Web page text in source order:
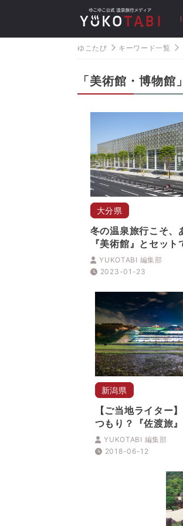
ゆこたび キーワード一覧
「美術館・博物
大分県
冬の温泉旅行こそ、
『美術館』とセット
YUKOTABI 編集部
2023-01-23
新潟県
【ご当地ライター
つもり？『佐渡旅
の歴史を感じる「相
金山」と周辺街歩き
YUKOTABI 編集部
2018-06-12